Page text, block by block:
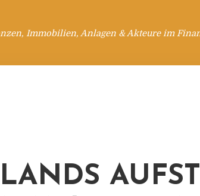
Immobilien, Anlagen & Akteure im